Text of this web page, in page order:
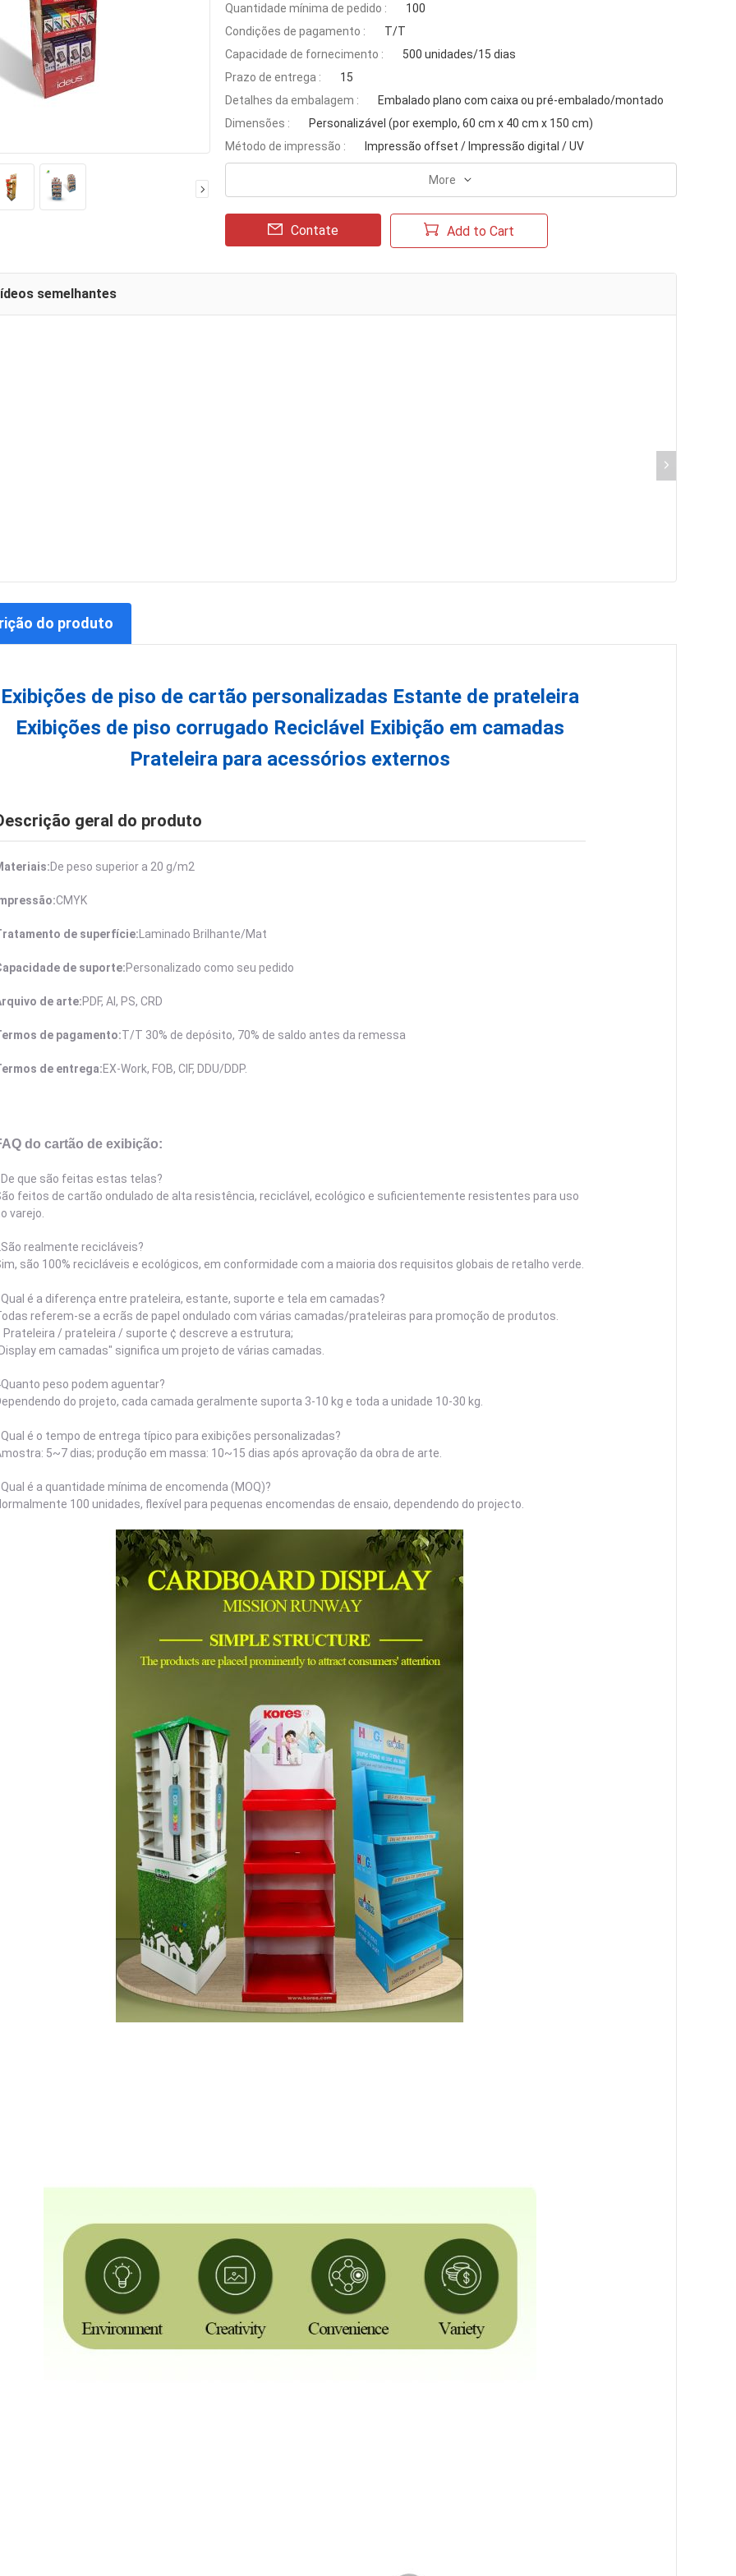
Quantidade mínima de pedido :
100
Condições de pagamento :
T/T
Capacidade de fornecimento :
500 unidades/15 dias
Prazo de entrega :
15
Detalhes da embalagem :
Embalado plano com caixa ou pré-embalado/montado
Dimensões :
Personalizável (por exemplo, 60 cm x 40 cm x 150 cm)
Método de impressão :
Impressão offset / Impressão digital / UV
More
Contate Add to Cart
semelhantes
do produto
Exibições de piso de cartão personalizadas Estante de prateleira
Exibições de piso corrugado Reciclável Exibição em camadas
Prateleira para acessórios externos
geral do produto
De peso superior a 20 g/m2
CMYK
de superfície: Laminado Brilhante/Mat
de suporte:Personalizado como seu pedido
de arte:PDF, AI, PS, CRD
de pagamento:T/T 30% de depósito, 70% de saldo antes da remessa
de entrega:EX-Work, FOB, CIF, DDU/DDP.
do cartão de exibição:
que são feitas estas telas?
feitos de cartão ondulado de alta resistência, reciclável, ecológico e suficientemente resistentes para uso
varejo.
realmente recicláveis?
são 100% recicláveis e ecológicos, em conformidade com a maioria dos requisitos globais de retalho verde.
é a diferença entre prateleira, estante, suporte e tela em camadas?
referem-se a ecrãs de papel ondulado com várias camadas/prateleiras para promoção de produtos.
Prateleira / prateleira / suporte ¢ descreve a estrutura;
em camadas" significa um projeto de várias camadas.
peso podem aguentar?
do projeto, cada camada geralmente suporta 3-10 kg e toda a unidade 10-30 kg.
é o tempo de entrega típico para exibições personalizadas?
5~7 dias; produção em massa: 10~15 dias após aprovação da obra de arte.
é a quantidade mínima de encomenda (MOQ)?
100 unidades, flexível para pequenas encomendas de ensaio, dependendo do projecto.